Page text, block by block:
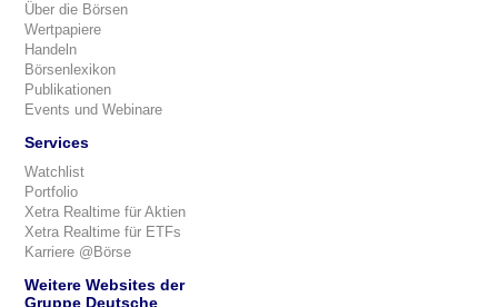
Über die Börsen
Wertpapiere
Handeln
Börsenlexikon
Publikationen
Events und Webinare
Services
Watchlist
Portfolio
Xetra Realtime für Aktien
Xetra Realtime für ETFs
Karriere @Börse
Weitere Websites der
Gruppe Deutsche